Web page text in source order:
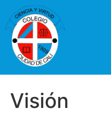
Visión